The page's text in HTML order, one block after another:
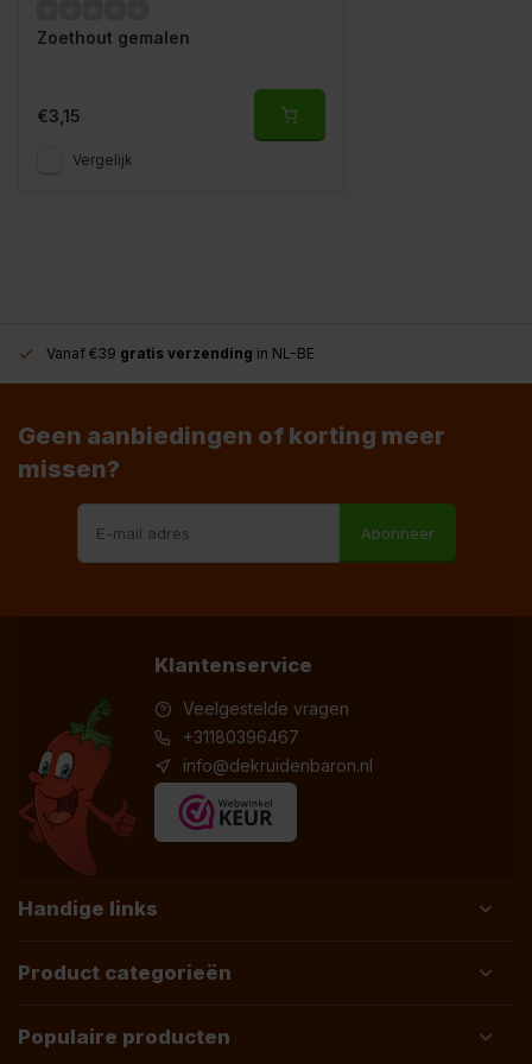
Zoethout gemalen
€3,15
Vergelijk
Vanaf €39 gratis verzending in NL-BE
Geen aanbiedingen of korting meer
missen?
Abonneer
Klantenservice
Veelgestelde vragen
+31180396467
info@dekruidenbaron.nl
Handige links
Product categorieën
Populaire producten